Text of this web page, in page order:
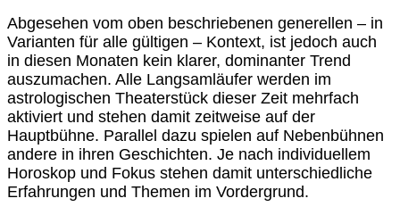
Abgesehen vom oben beschriebenen generellen – in
Varianten für alle gültigen – Kontext, ist jedoch auch
in diesen Monaten kein klarer, dominanter Trend
auszumachen. Alle Langsamläufer werden im
astrologischen Theaterstück dieser Zeit mehrfach
aktiviert und stehen damit zeitweise auf der
Hauptbühne. Parallel dazu spielen auf Nebenbühnen
andere in ihren Geschichten. Je nach individuellem
Horoskop und Fokus stehen damit unterschiedliche
Erfahrungen und Themen im Vordergrund.